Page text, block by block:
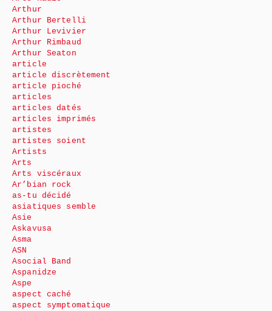
Arthur
Arthur Bertelli
Arthur Levivier
Arthur Rimbaud
Arthur Seaton
article
article discrètement
article pioché
articles
articles datés
articles imprimés
artistes
artistes soient
Artists
Arts
Arts viscéraux
Ar’bian rock
as-tu décidé
asiatiques semble
Asie
Askavusa
Asma
ASN
Asocial Band
Aspanidze
Aspe
aspect caché
aspect symptomatique